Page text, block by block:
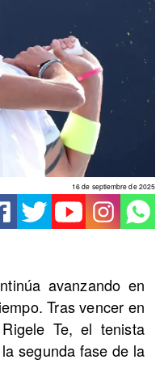
16 de septiembre de 2025
avanzando en
Tras vencer en
Te, el tenista
segunda fase de la